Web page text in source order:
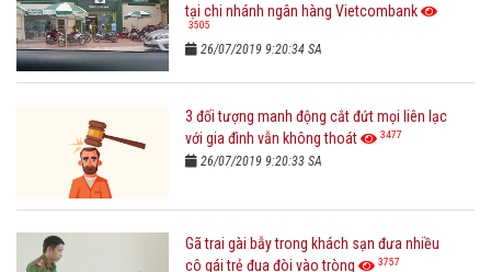
tại chi nhánh ngân hàng Vietcombank
3505
26/07/2019 9:20:34 SA
3 đối tượng manh động cắt đứt mọi liên lạc
với gia đình vẫn không thoát
3477
26/07/2019 9:20:33 SA
Gã trai gài bẫy trong khách sạn đưa nhiều
cô gái trẻ đua đòi vào tròng
3757